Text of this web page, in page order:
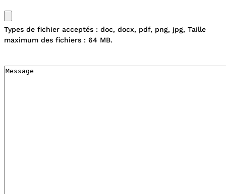
Types de fichier acceptés : doc, docx, pdf, png, jpg, Taille
maximum des fichiers : 64 MB.
Message